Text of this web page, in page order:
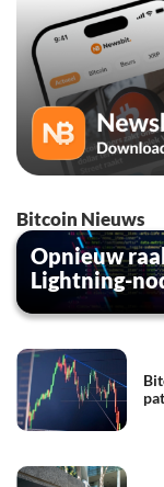
Bitcoin Nieuws
Opnieuw
Lightning-